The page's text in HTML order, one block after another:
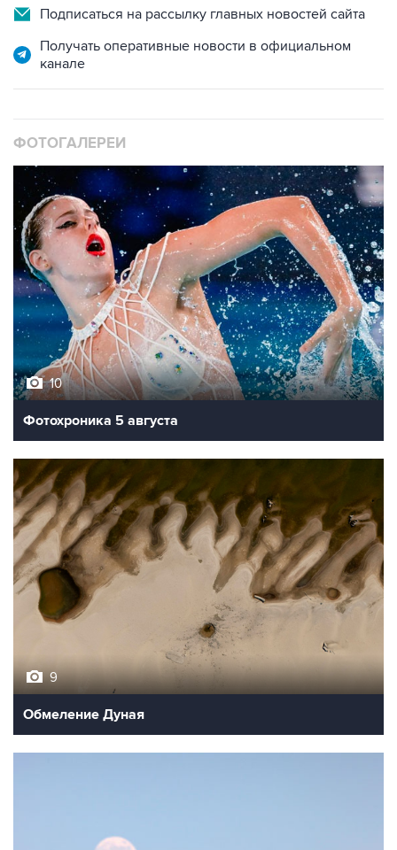
Подписаться на рассылку главных новостей сайта
Получать оперативные новости в официальном
канале
ФОТОГАЛЕРЕИ
10
Фотохроника 5 августа
9
Обмеление Дуная